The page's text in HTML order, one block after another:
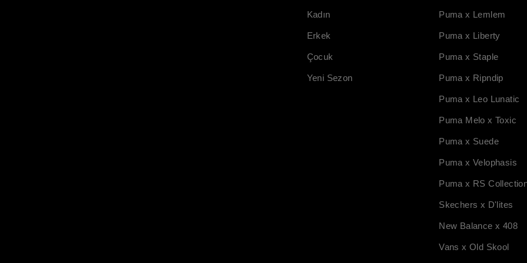
Kadın
Erkek
Çocuk
Yeni Sezon
Puma x Lemlem
Puma x Liberty
Puma x Staple
Puma x Ripndip
Puma x Leo Lunatic
Puma Melo x Toxic
Puma x Suede
Puma x Velophasis
Puma x RS
Skechers x D'lites
New Balance x 408
Vans x Old Skool